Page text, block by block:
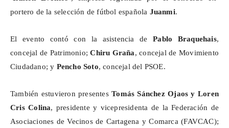
portero de la selección de fútbol española Juanmi.
El evento contó con la asistencia dePablo Braquehais,
concejal de Patrimonio;Chiru Graña, concejal de Movimiento
Ciudadano; y Pencho Soto, concejal del PSOE.
También estuvieron presentesTomás SánchezOjaos y Loren
Cris Colina, presidente y vicepresidenta de la Federación de
Asociaciones de Vecinos de Cartagena y Comarca (FAVCAC);